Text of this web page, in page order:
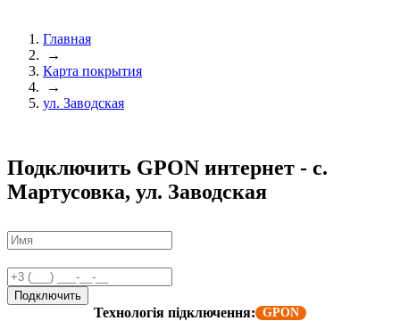
Главная
→
Карта покрытия
→
ул. Заводская
Подключить GPON интернет - с.
Мартусовка, ул. Заводская
Подключить
Технологія підключення: GPON